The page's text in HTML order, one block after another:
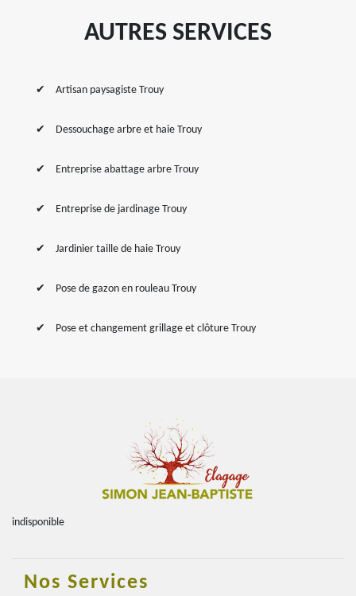
AUTRES SERVICES
Artisan paysagiste Trouy
Dessouchage arbre et haie Trouy
Entreprise abattage arbre Trouy
Entreprise de jardinage Trouy
Jardinier taille de haie Trouy
Pose de gazon en rouleau Trouy
Pose et changement grillage et clôture Trouy
indisponible
Nos Services